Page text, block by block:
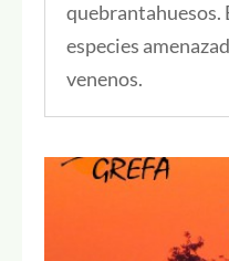
quebrantahuesos.
especies
venenos.